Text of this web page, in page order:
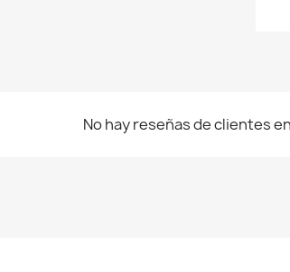
No hay reseñas de clientes